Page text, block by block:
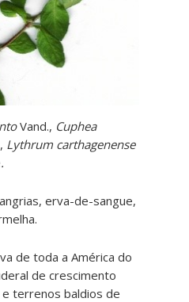
Vand., Cuphea
Lythrum carthagenense
.
erva-de-sangue,
de toda a América do
de crescimento
terrenos baldios de